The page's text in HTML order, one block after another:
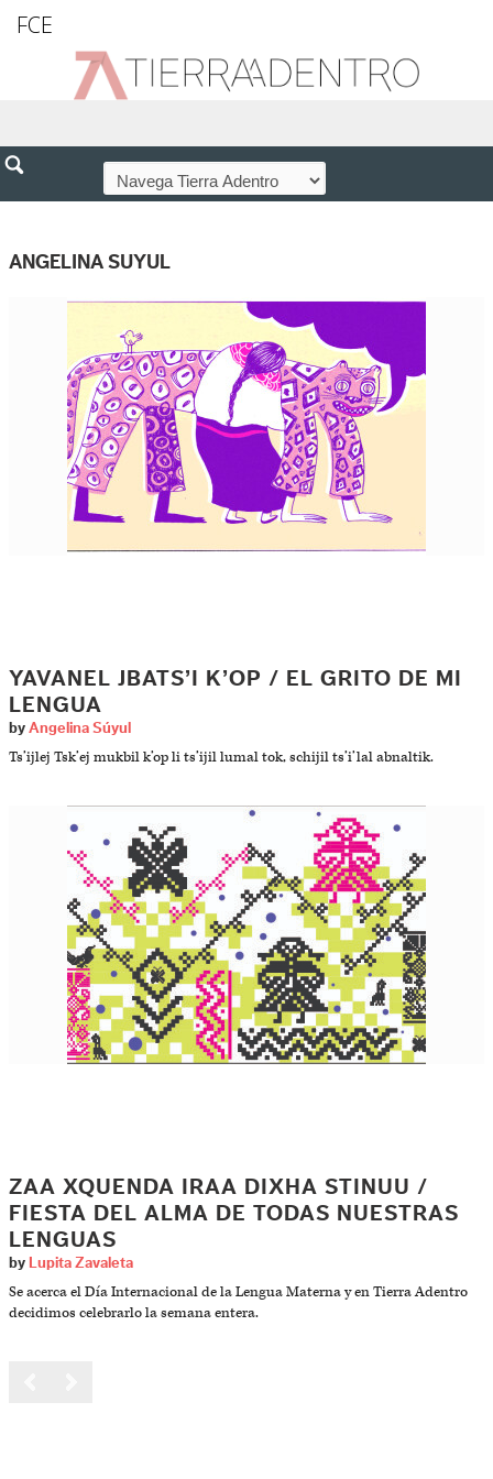
FCE
ANGELINA SUYUL
YAVANEL JBATS’I K’OP / EL GRITO DE MI
LENGUA
by Angelina Súyul
Ts’ijlej Tsk’ej mukbil k’op li ts’ijil lumal tok, schijil ts’i’lal abnaltik.
ZAA XQUENDA IRAA DIXHA STINUU /
FIESTA DEL ALMA DE TODAS NUESTRAS
LENGUAS
by Lupita Zavaleta
Se acerca el Día Internacional de la Lengua Materna y en Tierra Adentro
decidimos celebrarlo la semana entera.